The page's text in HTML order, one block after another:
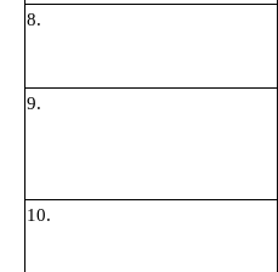
8.
9.
10.